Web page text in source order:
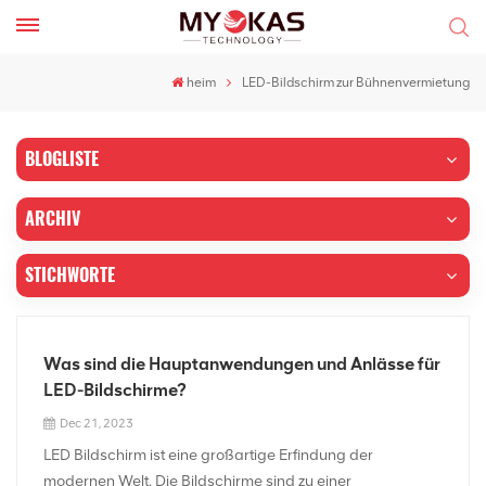
heim LED-Bildschirm zur Bühnenvermietung
BLOGLISTE
ARCHIV
STICHWORTE
Was sind die Hauptanwendungen und Anlässe für
LED-Bildschirme?
Dec 21, 2023
LED Bildschirm ist eine großartige Erfindung der
modernen Welt. Die Bildschirme sind zu einer